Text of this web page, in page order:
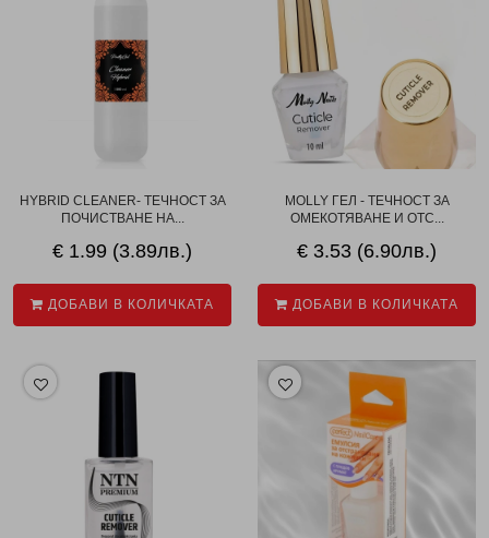
HYBRID CLEANER- ТЕЧНОСТ ЗА
ПОЧИСТВАНЕ НА...
€ 1.99 (3.89лв.)
ДОБАВИ В КОЛИЧКАТА
MOLLY ГЕЛ - ТЕЧНОСТ ЗА
ОМЕКОТЯВАНЕ И ОТС...
€ 3.53 (6.90лв.)
ДОБАВИ В КОЛИЧКАТА